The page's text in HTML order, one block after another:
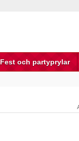
Fest och partyprylar